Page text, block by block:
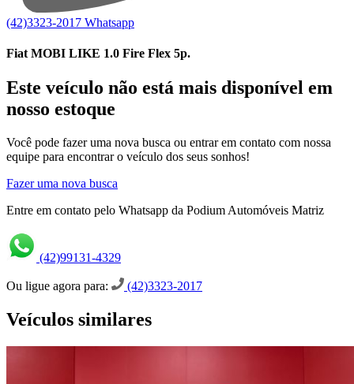
(42)3323-2017 Whatsapp
Fiat MOBI LIKE 1.0 Fire Flex 5p.
Este veículo não está mais disponível em
nosso estoque
Você pode fazer uma nova busca ou entrar em contato com nossa
equipe para encontrar o veículo dos seus sonhos!
Fazer uma nova busca
Entre em contato pelo Whatsapp da Podium Automóveis Matriz
(42)99131-4329
Ou ligue agora para: (42)3323-2017
Veículos similares